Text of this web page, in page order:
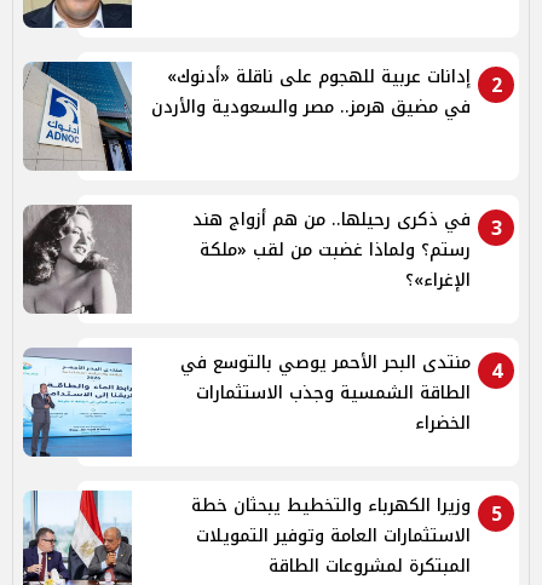
2
إدانات عربية للهجوم على ناقلة «أدنوك»
في مضيق هرمز.. مصر والسعودية والأردن
3
في ذكرى رحيلها.. من هم أزواج هند
رستم؟ ولماذا غضبت من لقب «ملكة
الإغراء»؟
4
منتدى البحر الأحمر يوصي بالتوسع في
الطاقة الشمسية وجذب الاستثمارات
الخضراء
5
وزيرا الكهرباء والتخطيط يبحثان خطة
الاستثمارات العامة وتوفير التمويلات
المبتكرة لمشروعات الطاقة